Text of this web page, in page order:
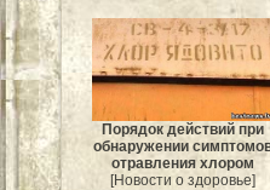
Порядок действий при
обнаружении
отравления хлором
[Новости о здоровье]